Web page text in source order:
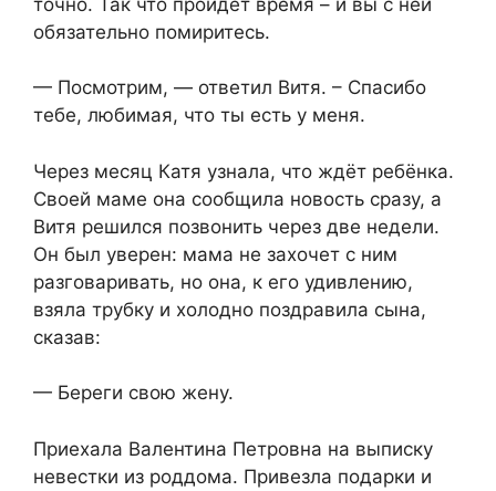
обязательно помиритесь.
— Посмотрим, — ответил Витя. – Спасибо
тебе, любимая, что ты есть у меня.
Через месяц Катя узнала, что ждёт ребёнка.
Своей маме она сообщила новость сразу, а
Витя решился позвонить через две недели.
Он был уверен: мама не захочет с ним
разговаривать, но она, к его удивлению,
взяла трубку и холодно поздравила сына,
сказав:
— Береги свою жену.
Приехала Валентина Петровна на выписку
невестки из роддома. Привезла подарки и